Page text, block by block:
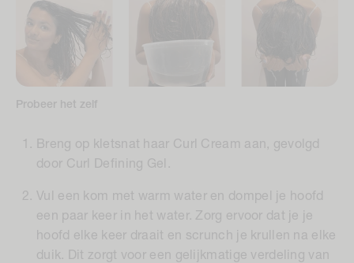
Probeer het zelf
Breng op kletsnat haar Curl Cream aan, gevolgd
door Curl Defining Gel.
Vul een kom met warm water en dompel je hoofd
een paar keer in het water. Zorg ervoor dat je je
hoofd elke keer draait en scrunch je krullen na elke
duik. Dit zorgt voor een gelijkmatige verdeling van